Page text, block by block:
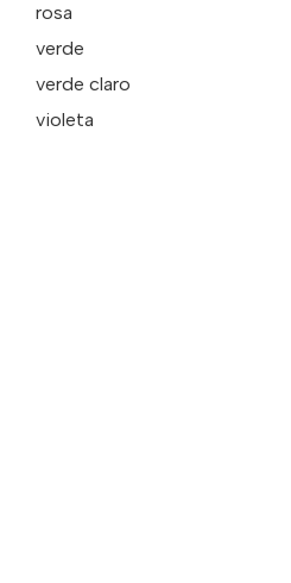
rosa
verde
verde claro
violeta